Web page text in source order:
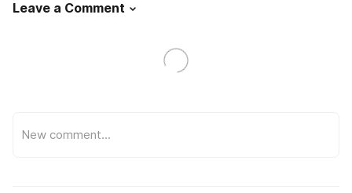
Leave a Comment